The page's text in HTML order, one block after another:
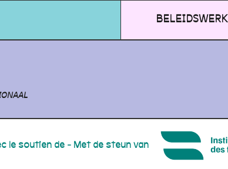
BELEIDSWERK
le soutien de - Met de steun van